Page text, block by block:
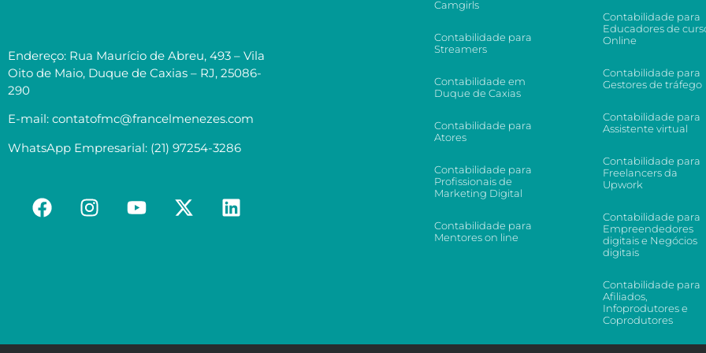
Endereço: Rua Maurício de Abreu, 493 – Vila
Oito de Maio, Duque de Caxias – RJ, 25086-
290
E-mail: contatofmc@francelmenezes.com
WhatsApp Empresarial: (21) 97254-3286
Camgirls
Contabilidade para
Streamers
Contabilidade em
Duque de Caxias
Contabilidade para
Atores
Contabilidade para
Profissionais de
Marketing Digital
Contabilidade para
Mentores on line
Contabilidade para
Educadores de
Online
Contabilidade para
Gestores de tráfego
Contabilidade para
Assistente virtual
Contabilidade para
Freelancers da
Upwork
Contabilidade para
Empreendedores
digitais e Negócios
digitais
Contabilidade para
Afiliados,
Infoprodutores e
Coprodutores